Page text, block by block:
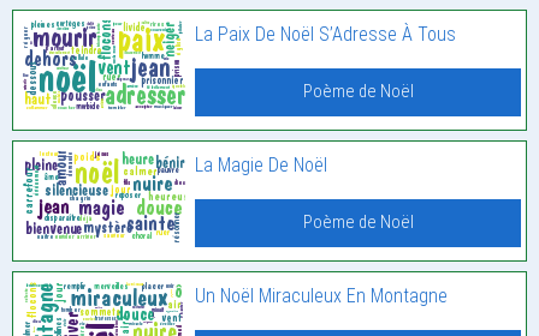
La Paix De Noël S’Adresse À Tous
Poème de Noël
La Magie De Noël
Poème de Noël
Un Noël Miraculeux En Montagne